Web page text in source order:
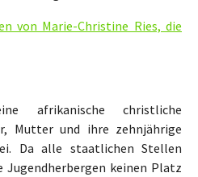
von Marie-Christine Ries, die
afrikanische christliche
Mutter und ihre zehnjährige
Da alle staatlichen Stellen
Jugendherbergen keinen Platz